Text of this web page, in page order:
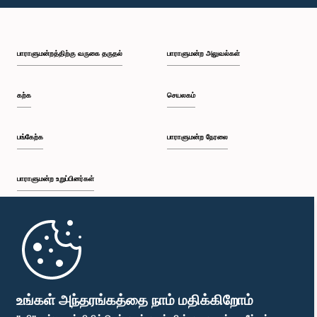
உங்கள் அந்தரங்கத்தை நாம் மதிக்கிறோம்
பி.ப. 2:16 - பி.ப. 2:31
பி.ப. 2:39 - பி.ப. 2:49
பி.ப. 3:00 - பி.ப. 3:10
பாராளுமன்றத்திற்கு வருகை தருதல்
கற்க
பங்கேற்க
பாராளுமன்ற உறுப்பினர்கள்
முதற்பக்கம்
பாராளுமன்ற அலுவல்கள்
செயலகம்
பாராளுமன்ற நேரலை
பாராளுமன்ற கையடக்க செயலி